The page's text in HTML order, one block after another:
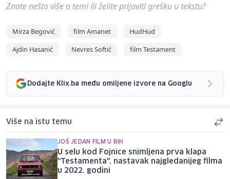
Znate nešto više o temi ili želite prijaviti grešku u tekstu?
Mirza Begović film Amanet
HudHud
Ajdin Hasanić
Nevres Softić film Testament
Dodajte Klix.ba među omiljene izvore na Googlu
Više na istu temu
JOŠ JEDAN FILM U BIH
U selu kod Fojnice snimljena prva klapa
"Testamenta", nastavak najgledanijeg filma
u 2022. godini